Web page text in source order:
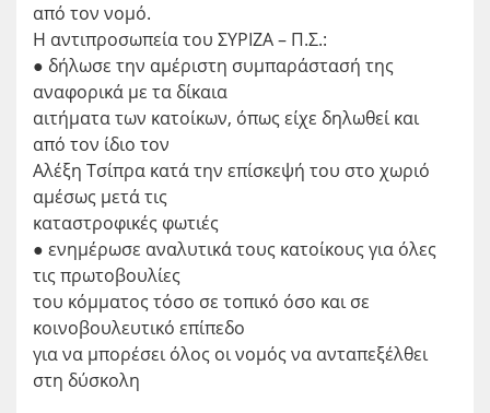
από τον νομό.
Η αντιπροσωπεία του ΣΥΡΙΖΑ – Π.Σ.:
● δήλωσε την αμέριστη συμπαράστασή της
αναφορικά με τα δίκαια
αιτήματα των κατοίκων, όπως είχε δηλωθεί και
από τον ίδιο τον
Αλέξη Τσίπρα κατά την επίσκεψή του στο χωριό
αμέσως μετά τις
καταστροφικές φωτιές
● ενημέρωσε αναλυτικά τους κατοίκους για όλες
τις πρωτοβουλίες
του κόμματος τόσο σε τοπικό όσο και σε
κοινοβουλευτικό επίπεδο
για να μπορέσει όλος οι νομός να ανταπεξέλθει
στη δύσκολη